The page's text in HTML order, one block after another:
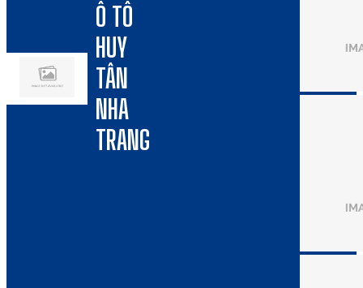
Ô TÔ
HUY
TÂN
NHA
TRANG